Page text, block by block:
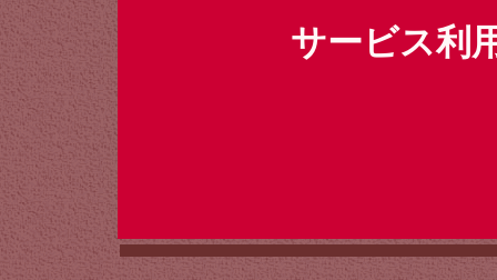
サービス利